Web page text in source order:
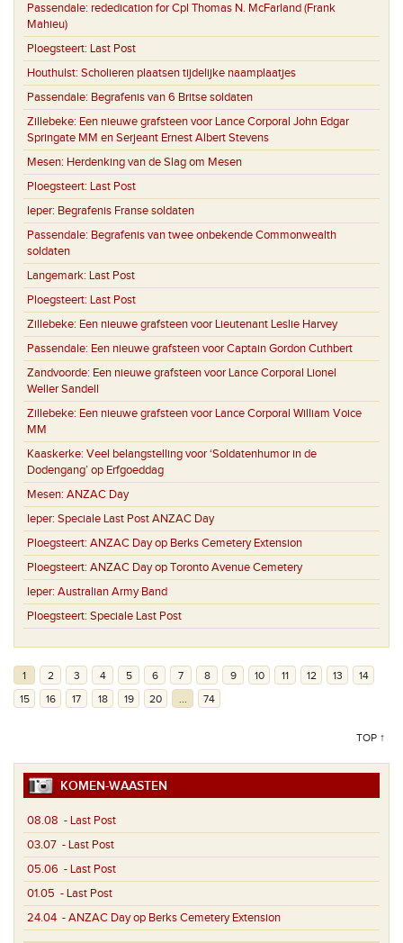
Passendale: rededication for Cpl Thomas N. McFarland (Frank
Mahieu)
Ploegsteert: Last Post
Houthulst: Scholieren plaatsen tijdelijke naamplaatjes
Passendale: Begrafenis van 6 Britse soldaten
Zillebeke: Een nieuwe grafsteen voor Lance Corporal John Edgar
Springate MM en Serjeant Ernest Albert Stevens
Mesen: Herdenking van de Slag om Mesen
Ploegsteert: Last Post
Ieper: Begrafenis Franse soldaten
Passendale: Begrafenis van twee onbekende Commonwealth
soldaten
Langemark: Last Post
Ploegsteert: Last Post
Zillebeke: Een nieuwe grafsteen voor Lieutenant Leslie Harvey
Passendale: Een nieuwe grafsteen voor Captain Gordon Cuthbert
Zandvoorde: Een nieuwe grafsteen voor Lance Corporal Lionel
Weller Sandell
Zillebeke: Een nieuwe grafsteen voor Lance Corporal William Voice
MM
Kaaskerke: Veel belangstelling voor ‘Soldatenhumor in de
Dodengang’ op Erfgoeddag
Mesen: ANZAC Day
Ieper: Speciale Last Post ANZAC Day
Ploegsteert: ANZAC Day op Berks Cemetery Extension
Ploegsteert: ANZAC Day op Toronto Avenue Cemetery
Ieper: Australian Army Band
Ploegsteert: Speciale Last Post
1 2 3 4 5 6 7 8 9 10 11 12 13
14
15
16 17 18 19 20 ... 74
TOP ↑
KOMEN-WAASTEN
08.08 - Last Post
03.07 - Last Post
05.06 - Last Post
01.05 - Last Post
24.04 - ANZAC Day op Berks Cemetery Extension